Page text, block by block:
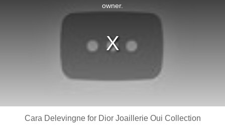
owner.
Cara Delevingne for Dior Joaillerie Oui Collection